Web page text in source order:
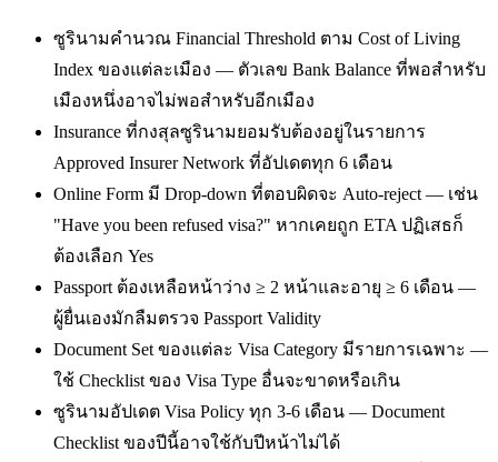
ซูรินามคำนวณ Financial Threshold ตาม Cost of Living
Index ของแต่ละเมือง — ตัวเลข Bank Balance ที่พอสำหรับ
เมืองหนึ่งอาจไม่พอสำหรับอีกเมือง
Insurance ที่กงสุลซูรินามยอมรับต้องอยู่ในรายการ
Approved Insurer Network ที่อัปเดตทุก 6 เดือน
Online Form มี Drop-down ที่ตอบผิดจะ Auto-reject — เช่น
"Have you been refused visa?" หากเคยถูก ETA ปฏิเสธก็
ต้องเลือก Yes
Passport ต้องเหลือหน้าว่าง ≥ 2 หน้าและอายุ ≥ 6 เดือน —
ผู้ยื่นเองมักลืมตรวจ Passport Validity
Document Set ของแต่ละ Visa Category มีรายการเฉพาะ —
ใช้ Checklist ของ Visa Type อื่นจะขาดหรือเกิน
ซูรินามอัปเดต Visa Policy ทุก 3-6 เดือน — Document
Checklist ของปีนี้อาจใช้กับปีหน้าไม่ได้